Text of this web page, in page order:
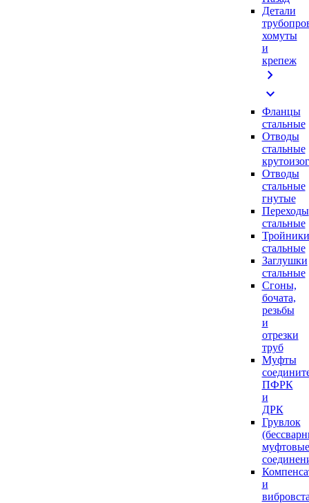
Детали
хомуты
и
крепеж
chevron_right
expand_more
Фланцы
стальные
Отводы
стальные
Отводы
стальные
гнутые
Переходы
стальные
Тройники
стальные
Заглушки
стальные
Сгоны,
бочата,
резьбы
и
отрезки
труб
Муфты
ПФРК
и
ДРК
Грувлок
муфтовые
и